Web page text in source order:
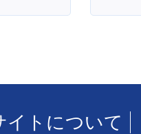
イトについて